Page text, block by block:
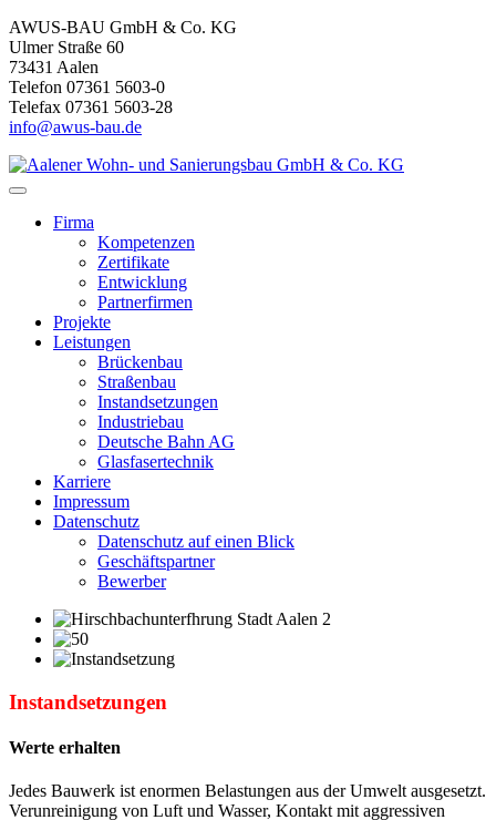
AWUS-BAU GmbH & Co. KG
Ulmer Straße 60
73431 Aalen
Telefon 07361 5603-0
Telefax 07361 5603-28
info@awus-bau.de
Firma
Kompetenzen
Zertifikate
Entwicklung
Partnerfirmen
Projekte
Leistungen
Brückenbau
Straßenbau
Instandsetzungen
Industriebau
Deutsche Bahn AG
Glasfasertechnik
Karriere
Impressum
Datenschutz
Datenschutz auf einen Blick
Geschäftspartner
Bewerber
Instandsetzungen
Werte erhalten
Jedes Bauwerk ist enormen Belastungen aus der Umwelt ausgesetzt.
Verunreinigung von Luft und Wasser, Kontakt mit aggressiven